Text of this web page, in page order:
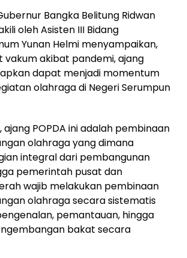
Bangka Belitung Ridwan
oleh Asisten III Bidang
Yunan Helmi menyampaikan,
akibat pandemi, ajang
dapat menjadi momentum
olahraga di Negeri Serumpun
POPDA ini adalah pembinaan
olahraga yang dimana
integral dari pembangunan
pemerintah pusat dan
wajib melakukan pembinaan
olahraga secara sistematis
pemantauan, hingga
bakat secara